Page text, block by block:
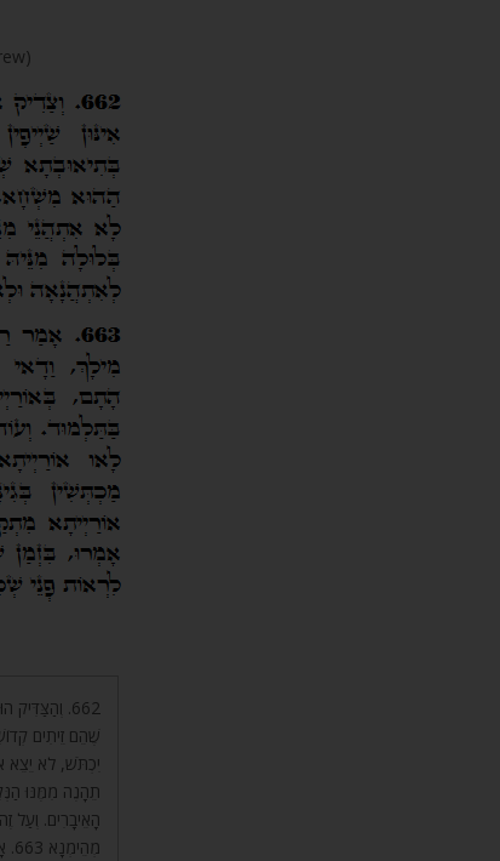
662.
שֶׁהֵם זֵיתִים
יִכְתֹּשׁ, לֹא יֵצֵא
תֵהָנֶה מִמֶּנּוּ
הָאֵיבָרִים. וְעַל